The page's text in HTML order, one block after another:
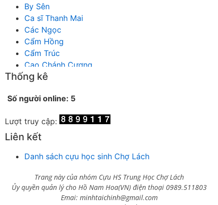
By Sên
Ca sĩ Thanh Mai
Các Ngọc
Cẩm Hồng
Cẩm Trúc
Cao Chánh Cương
Cao Nhật Quyên
Chích Chị
Chu Trầm Nguyên Minh
Cò Bằng
Công Bình
Công Minh
Dang Chi
Thống kê
Số người online: 5
Lượt truy cập:
Liên kết
Danh sách cựu học sinh Chợ Lách
Trang này của nhóm Cựu HS Trung Học Chợ Lách
Ủy quyền quản lý cho Hồ Nam Hoa(VN) điện thoại 0989.511803
Emai: minhtaichinh@gmail.com